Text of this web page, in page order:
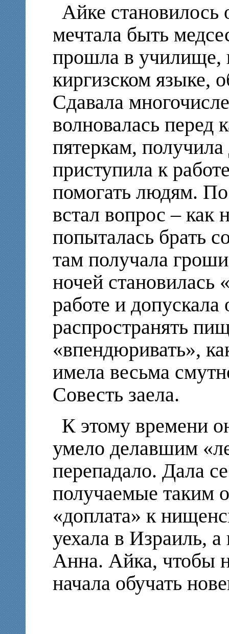
Айке становилось
мечтала быть
прошла в училище,
киргизском языке,
Сдавала
волновалась перед
пятеркам,
приступила к
помогать людям.
встал вопрос – как
попыталась брать
там получала
ночей становилась
работе и
распространять
«впендюривать»,
имела весьма
Совесть заела.
К этому времени
умело делавшим
перепадало. Дала
получаемые таким
«доплата» к
уехала в Израиль,
Анна. Айка, чтобы
начала обучать